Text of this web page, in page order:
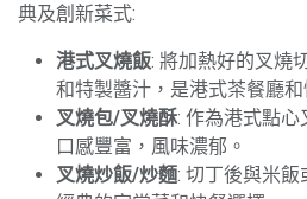
典及創新菜式:
港式叉燒飯: 將加熱好的叉燒
和特製醬汁，是港式茶餐廳
叉燒包/叉燒酥: 作為港式點心
口感豐富，風味濃郁。
叉燒炒飯/炒麵: 切丁後與米